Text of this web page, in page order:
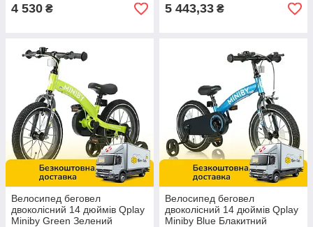
4 530 ₴ 5 443,33 ₴
Велосипед беговел
двоколісний 14 дюймів Qplay
Miniby Green Зелений
Велосипед беговел
двоколісний 14 дюймів Qplay
Miniby Blue Блакитний